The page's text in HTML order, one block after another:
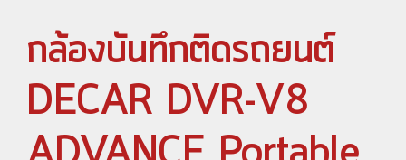
กล้องบันทึกติดรถยนต์
DECAR DVR-V8